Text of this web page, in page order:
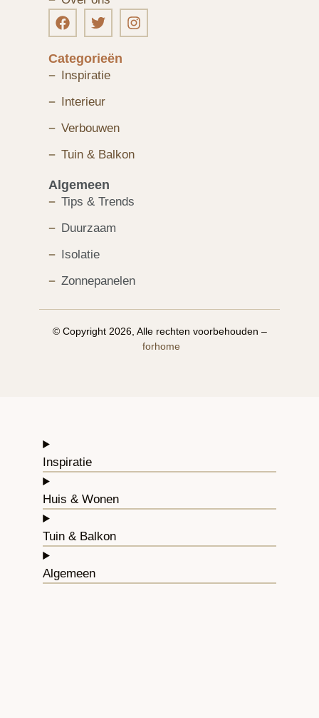
Categorieën
Inspiratie
Interieur
Verbouwen
Tuin & Balkon
Algemeen
Tips & Trends
Duurzaam
Isolatie
Zonnepanelen
© Copyright 2026, Alle rechten voorbehouden –
forhome
Inspiratie
Huis & Wonen
Tuin & Balkon
Algemeen